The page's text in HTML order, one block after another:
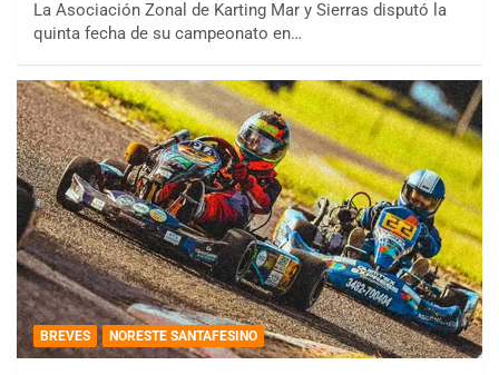
La Asociación Zonal de Karting Mar y Sierras disputó la
quinta fecha de su campeonato en…
BREVES NORESTE SANTAFESINO